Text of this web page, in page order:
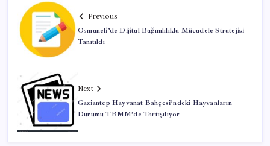
Previous
Osmaneli’de Dijital Bağımlılıkla Mücadele Stratejisi
Tanıtıldı
Next
Gaziantep Hayvanat Bahçesi’ndeki Hayvanların
Durumu TBMM’de Tartışılıyor